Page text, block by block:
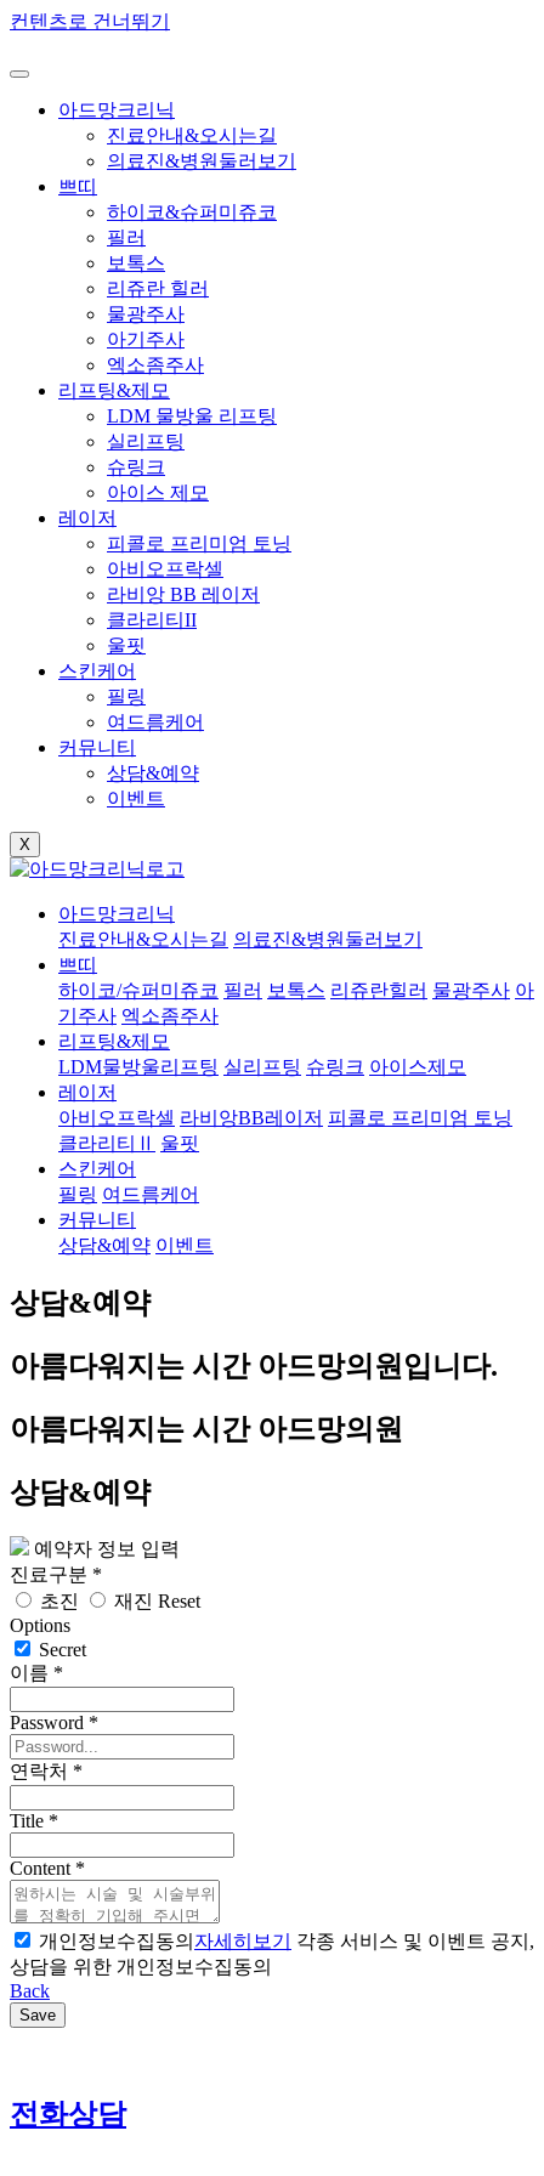
컨텐츠로 건너뛰기
아드망크리닉
진료안내&오시는길
의료진&병원둘러보기
쁘띠
하이코&슈퍼미쥬코
필러
보톡스
리쥬란 힐러
물광주사
아기주사
엑소좀주사
리프팅&제모
LDM 물방울 리프팅
실리프팅
슈링크
아이스 제모
레이저
피콜로 프리미엄 토닝
아비오프락셀
라비앙 BB 레이저
클라리티II
울핏
스킨케어
필링
여드름케어
커뮤니티
상담&예약
이벤트
X
아드망크리닉
진료안내&오시는길 의료진&병원둘러보기
쁘띠
하이코/슈퍼미쥬코 필러 보톡스 리쥬란힐러 물광주사 아
기주사 엑소좀주사
리프팅&제모
LDM물방울리프팅 실리프팅 슈링크 아이스제모
레이저
아비오프락셀 라비앙BB레이저 피콜로 프리미엄 토닝
클라리티Ⅱ 울핏
스킨케어
필링 여드름케어
커뮤니티
상담&예약 이벤트
상담&예약
아름다워지는 시간 아드망의원 입니다.
아름다워지는 시간 아드망의원
상담&예약
예약자 정보 입력
진료구분 *
초진
재진 Reset
Options
Secret
이름 *
Password *
연락처 *
Title *
Content *
개인정보수집동의 자세히보기
각종 서비스 및 이벤트 공지,
상담을 위한 개인정보수집동의
Back
Save
전화상담